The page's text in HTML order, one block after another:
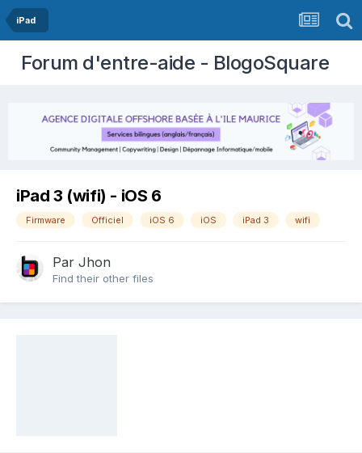
iPad
Forum d'entre-aide - BlogoSquare
iPad 3 (wifi) - iOS 6
Firmware Officiel iOS 6 iOS iPad 3 wifi
Par Jhon
Find their other files